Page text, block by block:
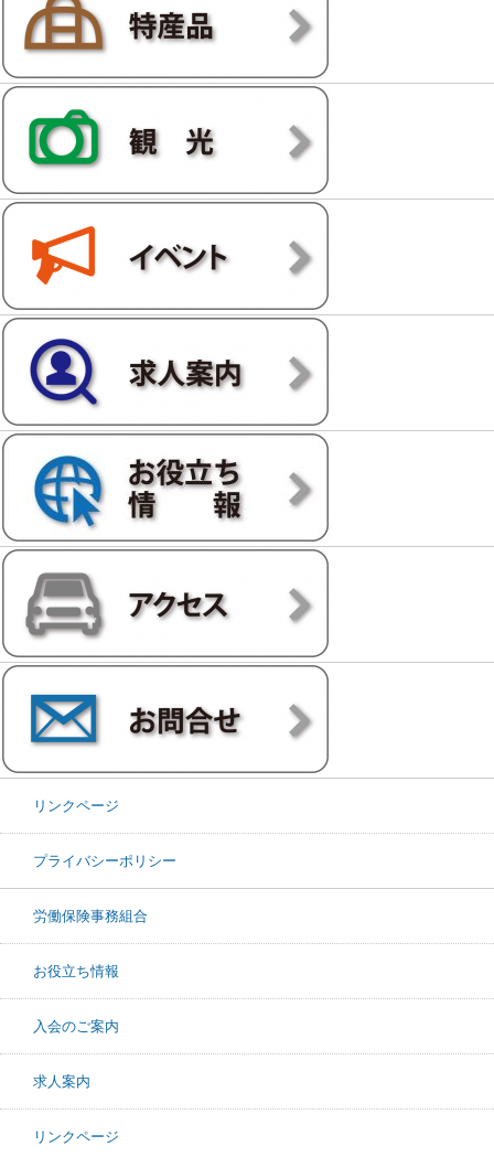
リンクページ
プライバシーポリシー
労働保険事務組合
お役立ち情報
入会のご案内
求人案内
リンクページ